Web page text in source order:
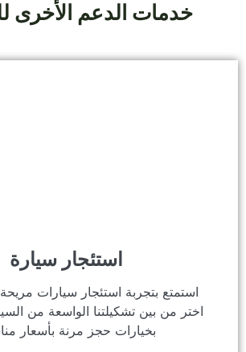
خدمات الدعم الأخرى
استئجار سيارة
استمتع بتجربة استئجار سيارات
اختر من بين تشكيلتنا الواسعة من
بخيارات حجز مرنة بأسعار